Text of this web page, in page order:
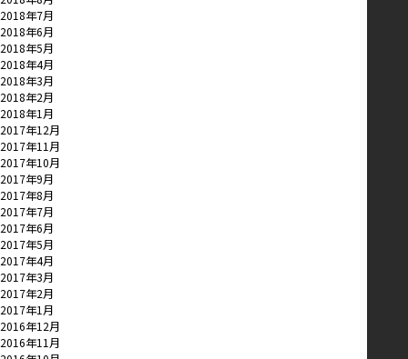
2018年7月
2018年6月
2018年5月
2018年4月
2018年3月
2018年2月
2018年1月
2017年12月
2017年11月
2017年10月
2017年9月
2017年8月
2017年7月
2017年6月
2017年5月
2017年4月
2017年3月
2017年2月
2017年1月
2016年12月
2016年11月